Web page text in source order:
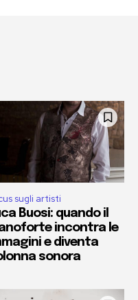
sugli artisti
Buosi: quando il
incontra le
e diventa
sonora